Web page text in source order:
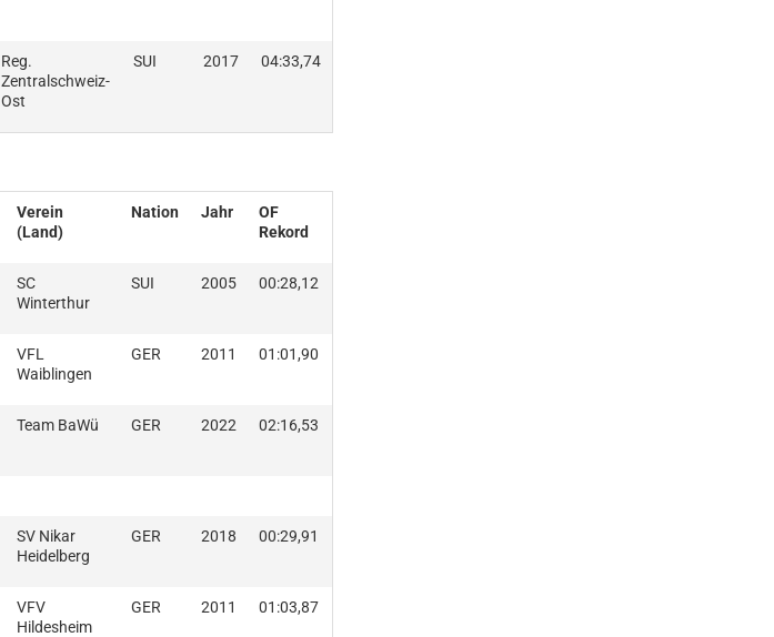
Reg.
Zentralschweiz-
Ost
SUI 2017 04:33,74
Verein
(Land)
Nation Jahr
OF
Rekord
SC
Winterthur
SUI 2005 00:28,12
VFL
Waiblingen
GER 2011 01:01,90
Team BaWü GER 2022 02:16,53
SV Nikar
Heidelberg
GER 2018 00:29,91
VFV
Hildesheim
GER 2011 01:03,87